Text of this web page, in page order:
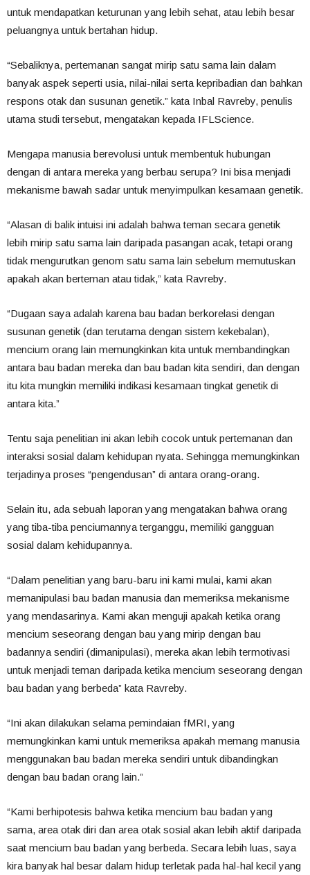
untuk mendapatkan keturunan yang lebih sehat, atau lebih besar
peluangnya untuk bertahan hidup.
“Sebaliknya, pertemanan sangat mirip satu sama lain dalam
banyak aspek seperti usia, nilai-nilai serta kepribadian dan bahkan
respons otak dan susunan genetik.” kata Inbal Ravreby, penulis
utama studi tersebut, mengatakan kepada IFLScience.
Mengapa manusia berevolusi untuk membentuk hubungan
dengan di antara mereka yang berbau serupa? Ini bisa menjadi
mekanisme bawah sadar untuk menyimpulkan kesamaan genetik.
“Alasan di balik intuisi ini adalah bahwa teman secara genetik
lebih mirip satu sama lain daripada pasangan acak, tetapi orang
tidak mengurutkan genom satu sama lain sebelum memutuskan
apakah akan berteman atau tidak,” kata Ravreby.
“Dugaan saya adalah karena bau badan berkorelasi dengan
susunan genetik (dan terutama dengan sistem kekebalan),
mencium orang lain memungkinkan kita untuk membandingkan
antara bau badan mereka dan bau badan kita sendiri, dan dengan
itu kita mungkin memiliki indikasi kesamaan tingkat genetik di
antara kita.”
Tentu saja penelitian ini akan lebih cocok untuk pertemanan dan
interaksi sosial dalam kehidupan nyata. Sehingga memungkinkan
terjadinya proses “pengendusan” di antara orang-orang.
Selain itu, ada sebuah laporan yang mengatakan bahwa orang
yang tiba-tiba penciumannya terganggu, memiliki gangguan
sosial dalam kehidupannya.
“Dalam penelitian yang baru-baru ini kami mulai, kami akan
memanipulasi bau badan manusia dan memeriksa mekanisme
yang mendasarinya. Kami akan menguji apakah ketika orang
mencium seseorang dengan bau yang mirip dengan bau
badannya sendiri (dimanipulasi), mereka akan lebih termotivasi
untuk menjadi teman daripada ketika mencium seseorang dengan
bau badan yang berbeda” kata Ravreby.
“Ini akan dilakukan selama pemindaian fMRI, yang
memungkinkan kami untuk memeriksa apakah memang manusia
menggunakan bau badan mereka sendiri untuk dibandingkan
dengan bau badan orang lain.”
“Kami berhipotesis bahwa ketika mencium bau badan yang
sama, area otak diri dan area otak sosial akan lebih aktif daripada
saat mencium bau badan yang berbeda. Secara lebih luas, saya
kira banyak hal besar dalam hidup terletak pada hal-hal kecil yang